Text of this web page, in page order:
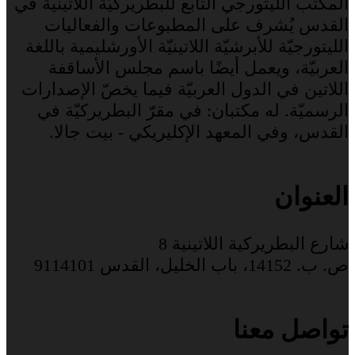
القدس يُشرف على المطبوعات والفعاليات
الليتورجيّة للأبرشيّة اللاتينيّة الأورشليمية باللغة
العربيّة، ويعمل أيضًا باسم مجلس الأساقفة
اللاتين في الدول العربيّة فيما يخصّ الإصدارات
الرسميّة. له مكتبان: في مقرّ البطريركيّة في
القدس، وفي المعهد الإكليريكي - بيت جالا.
العنوان
شارع البطريركية اللاتينية 8
ص. ب. 14152، باب الخليل، القدس 9114101
تواصل معنا